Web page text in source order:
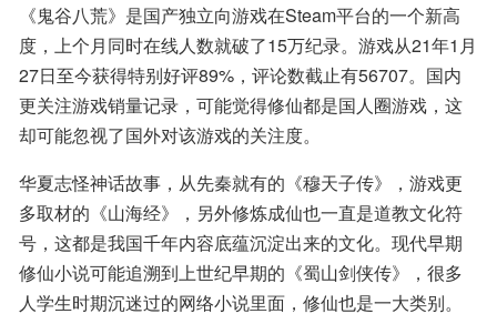
《鬼谷八荒》是国产独立向游戏在Steam平台的一个新高
度，上个月同时在线人数就破了15万纪录。游戏从21年1月
27日至今获得特别好评89%，评论数截止有56707。国内
更关注游戏销量记录，可能觉得修仙都是国人圈游戏，这
却可能忽视了国外对该游戏的关注度。
华夏志怪神话故事，从先秦就有的《穆天子传》，游戏更
多取材的《山海经》，另外修炼成仙也一直是道教文化符
号，这都是我国千年内容底蕴沉淀出来的文化。现代早期
修仙小说可能追溯到上世纪早期的《蜀山剑侠传》，很多
人学生时期沉迷过的网络小说里面，修仙也是一大类别。